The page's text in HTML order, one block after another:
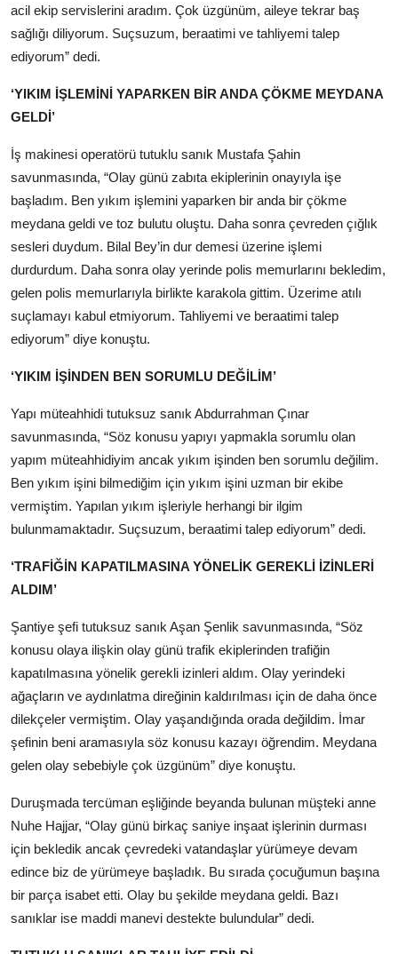
acil ekip servislerini aradım. Çok üzgünüm, aileye tekrar baş
sağlığı diliyorum. Suçsuzum, beraatimi ve tahliyemi talep
ediyorum” dedi.
‘YIKIM İŞLEMİNİ YAPARKEN BİR ANDA ÇÖKME MEYDANA
GELDİ’
İş makinesi operatörü tutuklu sanık Mustafa Şahin
savunmasında, “Olay günü zabıta ekiplerinin onayıyla işe
başladım. Ben yıkım işlemini yaparken bir anda bir çökme
meydana geldi ve toz bulutu oluştu. Daha sonra çevreden çığlık
sesleri duydum. Bilal Bey’in dur demesi üzerine işlemi
durdurdum. Daha sonra olay yerinde polis memurlarını bekledim,
gelen polis memurlarıyla birlikte karakola gittim. Üzerime atılı
suçlamayı kabul etmiyorum. Tahliyemi ve beraatimi talep
ediyorum” diye konuştu.
‘YIKIM İŞİNDEN BEN SORUMLU DEĞİLİM’
Yapı müteahhidi tutuksuz sanık Abdurrahman Çınar
savunmasında, “Söz konusu yapıyı yapmakla sorumlu olan
yapım müteahhidiyim ancak yıkım işinden ben sorumlu değilim.
Ben yıkım işini bilmediğim için yıkım işini uzman bir ekibe
vermiştim. Yapılan yıkım işleriyle herhangi bir ilgim
bulunmamaktadır. Suçsuzum, beraatimi talep ediyorum” dedi.
‘TRAFİĞİN KAPATILMASINA YÖNELİK GEREKLİ İZİNLERİ
ALDIM’
Şantiye şefi tutuksuz sanık Aşan Şenlik savunmasında, “Söz
konusu olaya ilişkin olay günü trafik ekiplerinden trafiğin
kapatılmasına yönelik gerekli izinleri aldım. Olay yerindeki
ağaçların ve aydınlatma direğinin kaldırılması için de daha önce
dilekçeler vermiştim. Olay yaşandığında orada değildim. İmar
şefinin beni aramasıyla söz konusu kazayı öğrendim. Meydana
gelen olay sebebiyle çok üzgünüm” diye konuştu.
Duruşmada tercüman eşliğinde beyanda bulunan müşteki anne
Nuhe Hajjar, “Olay günü birkaç saniye inşaat işlerinin durması
için bekledik ancak çevredeki vatandaşlar yürümeye devam
edince biz de yürümeye başladık. Bu sırada çocuğumun başına
bir parça isabet etti. Olay bu şekilde meydana geldi. Bazı
sanıklar ise maddi manevi destekte bulundular” dedi.